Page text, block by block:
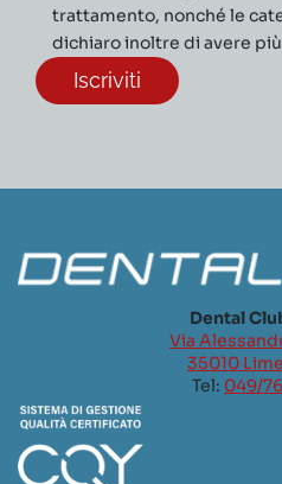
trattamento, nonché le
dichiaro inoltre di avere più
Dental
Via
35010
Tel: 049/